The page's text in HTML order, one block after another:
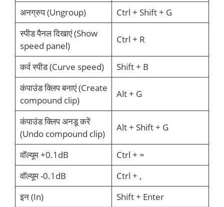
अनग्रुप (Ungroup)
Ctrl + Shift + G
स्पीड पैनल दिखाएं (Show
speed panel)
Ctrl + R
कर्व स्पीड (Curve speed)
Shift + B
कंपाउंड क्लिप बनाएं (Create
compound clip)
Alt + G
कंपाउंड क्लिप अनडू करें
(Undo compound clip)
Alt + Shift + G
वॉल्यूम +0.1dB
Ctrl + =
वॉल्यूम -0.1dB
Ctrl + ,
इन (In)
Shift + Enter